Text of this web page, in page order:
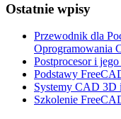
Ostatnie wpisy
Przewodnik dla
Oprogramowania
Postprocesor i jego
Podstawy
Systemy CAD 3D
Szkolenie